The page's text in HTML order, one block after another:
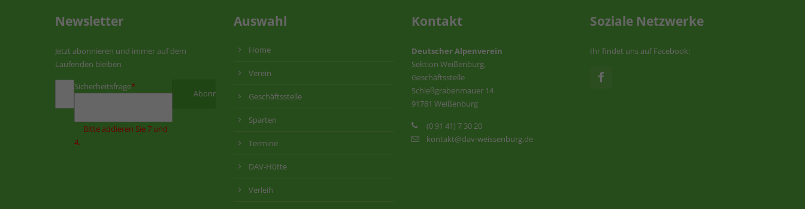
Newsletter
Jetzt abonnieren und immer auf dem
Laufenden bleiben
Sicherheitsfrage*
Bitte addieren Sie 7 und
4.
Auswahl
Home
Verein
Geschäftsstelle
Sparten
Termine
DAV-Hütte
Verleih
Kontakt
Deutscher Alpenverein
Sektion Weißenburg,
Geschäftsstelle
Schießgrabenmauer 14
91781 Weißenburg
(0 91 41) 7 30 20
kontakt@dav-weissenburg.de
Soziale Netzwerke
Ihr findet uns auf Facebook: